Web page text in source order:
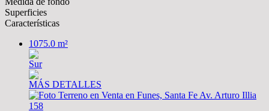
Superficies
Características
1075.0 m²
Sur
MÁS DETALLES